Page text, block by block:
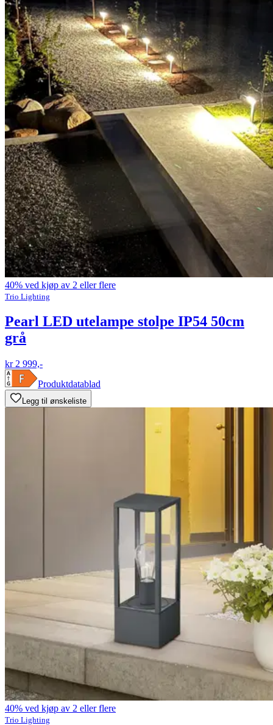
40% ved kjøp av 2 eller flere
Trio Lighting
Pearl LED utelampe stolpe IP54 50cm
grå
kr 2 999,-
Produktdatablad
Legg til ønskeliste
40% ved kjøp av 2 eller flere
Trio Lighting